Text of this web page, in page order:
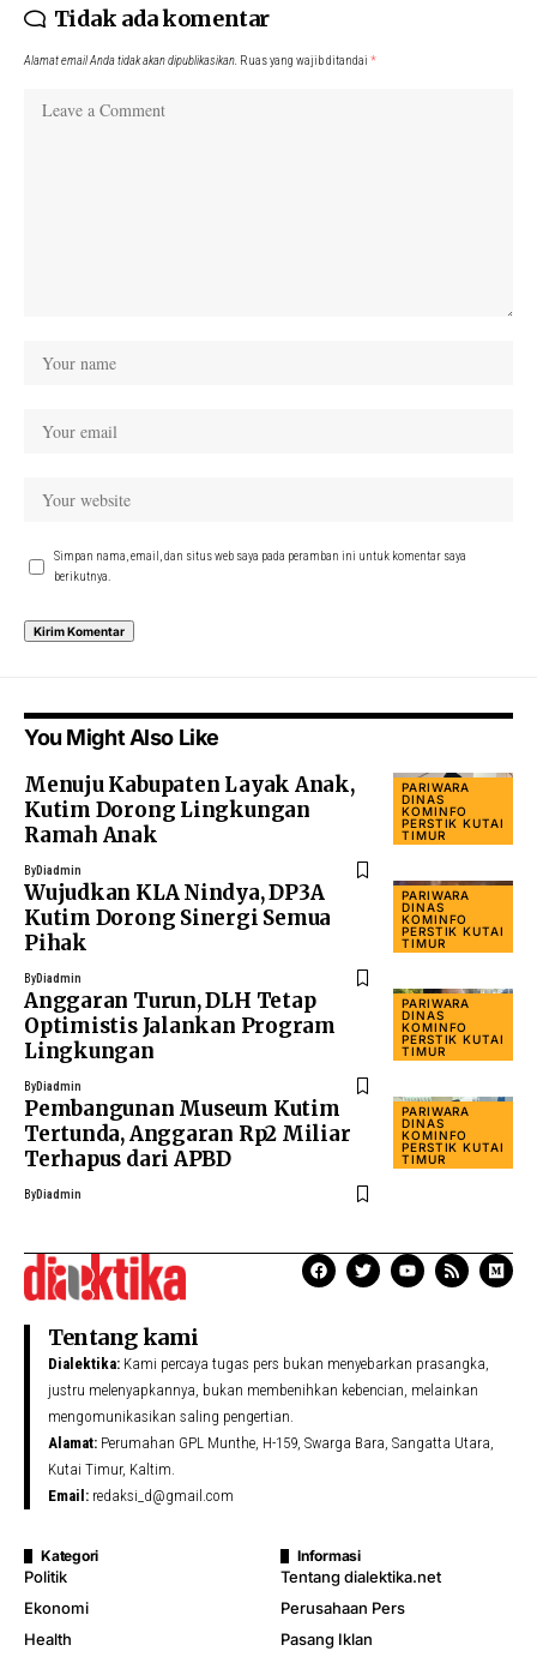
Tidak ada komentar
Alamat email Anda tidak akan dipublikasikan. Ruas yang wajib ditandai *
Simpan nama, email, dan situs web saya pada peramban ini untuk komentar saya
berikutnya.
You Might Also Like
PARIWARA
DINAS
KOMINFO
PERSTIK KUTAI
TIMUR
Menuju Kabupaten Layak Anak,
Kutim Dorong Lingkungan
Ramah Anak
ByDiadmin
PARIWARA
DINAS
KOMINFO
PERSTIK KUTAI
TIMUR
Wujudkan KLA Nindya, DP3A
Kutim Dorong Sinergi Semua
Pihak
ByDiadmin
PARIWARA
DINAS
KOMINFO
PERSTIK KUTAI
TIMUR
Anggaran Turun, DLH Tetap
Optimistis Jalankan Program
Lingkungan
ByDiadmin
PARIWARA
DINAS
KOMINFO
PERSTIK KUTAI
TIMUR
Pembangunan Museum Kutim
Tertunda, Anggaran Rp2 Miliar
Terhapus dari APBD
ByDiadmin
Tentang kami
Dialektika: Kami percaya tugas pers bukan menyebarkan prasangka,
justru melenyapkannya, bukan membenihkan kebencian, melainkan
mengomunikasikan saling pengertian.
Alamat: Perumahan GPL Munthe, H-159, Swarga Bara, Sangatta Utara,
Kutai Timur, Kaltim.
Email: redaksi_d@gmail.com
Kategori
Politik
Ekonomi
Health
Informasi
Tentang dialektika.net
Perusahaan Pers
Pasang Iklan